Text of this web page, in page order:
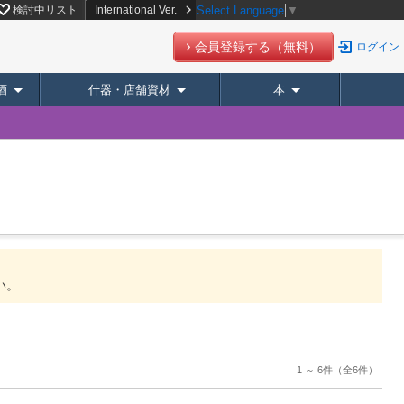
検討中リスト International Ver. Select Language ▼
会員登録する（無料） ログイン
什器・店舗資材 本
1 ～ 6件 （全6件）